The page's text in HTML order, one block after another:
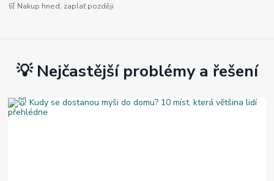
🛒 Nakup hned, zaplať později
💡 Nejčastější problémy a řešení